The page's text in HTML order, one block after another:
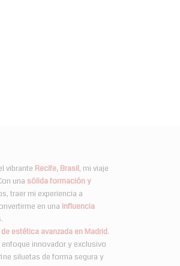
vibrante Recife, Brasil, mi viaje
una sólida formación y
traer mi experiencia a
en una influencia
estética avanzada en Madrid.
enfoque innovador y exclusivo
siluetas de forma segura y